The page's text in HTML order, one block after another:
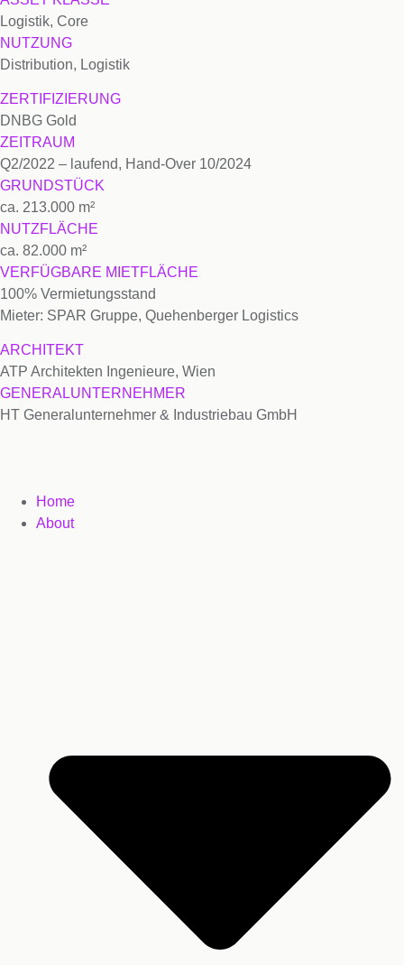
Logistik, Core
NUTZUNG
Distribution, Logistik
ZERTIFIZIERUNG
DNBG Gold
ZEITRAUM
Q2/2022 – laufend, Hand-Over 10/2024
GRUNDSTÜCK
ca. 213.000 m²
NUTZFLÄCHE
ca. 82.000 m²
VERFÜGBARE MIETFLÄCHE
100% Vermietungsstand
Mieter: SPAR Gruppe, Quehenberger Logistics
ARCHITEKT
ATP Architekten Ingenieure, Wien
GENERALUNTERNEHMER
HT Generalunternehmer & Industriebau GmbH
Home
About